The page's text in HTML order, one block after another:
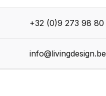
+32 (0)9 273 98 80
info@livingdesign.be